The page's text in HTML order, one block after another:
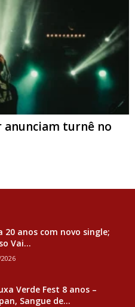
anunciam turnê no
20 anos com novo single;
Vai...
Verde Fest 8 anos –
Sangue de...